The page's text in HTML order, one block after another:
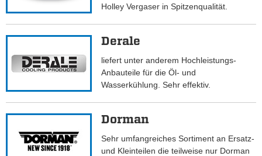
Holley Vergaser in Spitzenqualität.
Derale
liefert unter anderem Hochleistungs-
Anbauteile für die Öl- und
Wasserkühlung. Sehr effektiv.
Dorman
Sehr umfangreiches Sortiment an Ersatz-
und Kleinteilen die teilweise nur Dorman